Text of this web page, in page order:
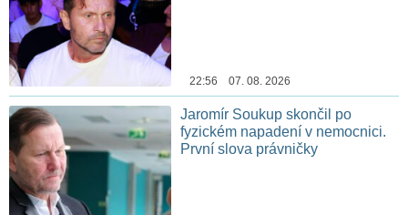
22:56 07. 08. 2026
Jaromír Soukup skončil po
fyzickém napadení v nemocnici.
První slova právničky